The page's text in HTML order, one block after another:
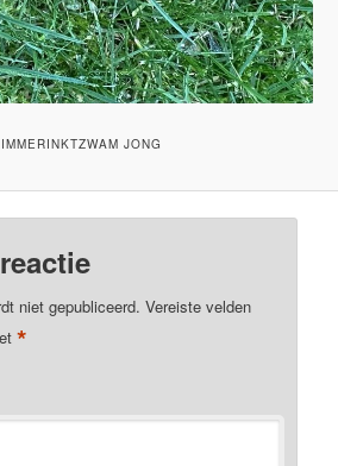
JONG
niet gepubliceerd. Vereiste velden
*